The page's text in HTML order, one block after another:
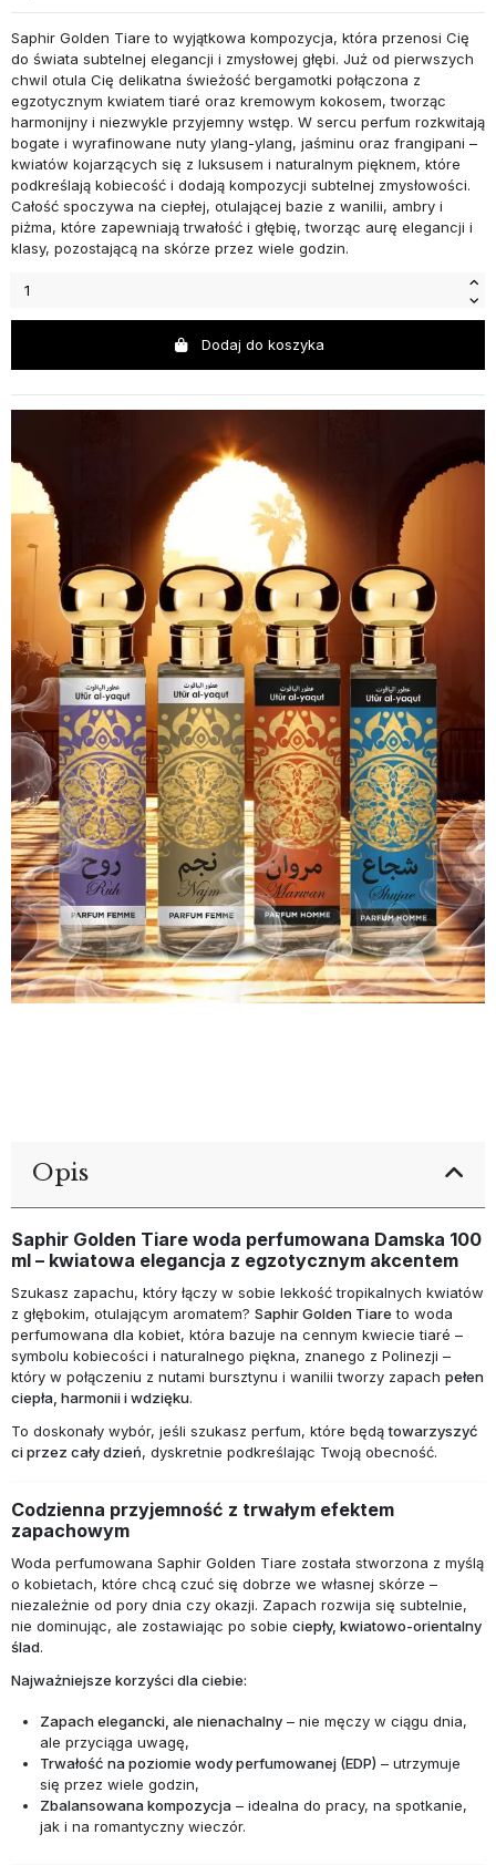
Saphir Golden Tiare to wyjątkowa kompozycja, która przenosi Cię
do świata subtelnej elegancji i zmysłowej głębi. Już od pierwszych
chwil otula Cię delikatna świeżość bergamotki połączona z
egzotycznym kwiatem tiaré oraz kremowym kokosem, tworząc
harmonijny i niezwykle przyjemny wstęp. W sercu perfum rozkwitają
bogate i wyrafinowane nuty ylang-ylang, jaśminu oraz frangipani –
kwiatów kojarzących się z luksusem i naturalnym pięknem, które
podkreślają kobiecość i dodają kompozycji subtelnej zmysłowości.
Całość spoczywa na ciepłej, otulającej bazie z wanilii, ambry i
piżma, które zapewniają trwałość i głębię, tworząc aurę elegancji i
klasy, pozostającą na skórze przez wiele godzin.
Dodaj do koszyka
Opis
Saphir Golden Tiare woda perfumowana Damska 100
ml – kwiatowa elegancja z egzotycznym akcentem
Szukasz zapachu, który łączy w sobie lekkość tropikalnych kwiatów
z głębokim, otulającym aromatem? Saphir Golden Tiare to woda
perfumowana dla kobiet, która bazuje na cennym kwiecie tiaré –
symbolu kobiecości i naturalnego piękna, znanego z Polinezji –
który w połączeniu z nutami bursztynu i wanilii tworzy zapach pełen
ciepła, harmonii i wdzięku.
To doskonały wybór, jeśli szukasz perfum, które będątowarzyszyć
ci przez cały dzień, dyskretnie podkreślając Twoją obecność.
Codzienna przyjemność z trwałym efektem
zapachowym
Woda perfumowana Saphir Golden Tiare została stworzona z myślą
o kobietach, które chcą czuć się dobrze we własnej skórze –
niezależnie od pory dnia czy okazji. Zapach rozwija się subtelnie,
nie dominując, ale zostawiając po sobie ciepły, kwiatowo-orientalny
ślad.
Najważniejsze korzyści dla ciebie:
Zapach elegancki, ale nienachalny– nie męczy w ciągu dnia,
ale przyciąga uwagę,
Trwałość na poziomie wody perfumowanej (EDP) – utrzymuje
się przez wiele godzin,
Zbalansowana kompozycja– idealna do pracy, na spotkanie,
jak i na romantyczny wieczór.